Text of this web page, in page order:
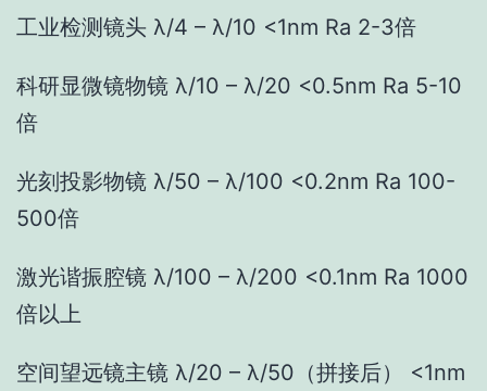
工业检测镜头 λ/4 – λ/10 <1nm Ra 2-3倍
科研显微镜物镜 λ/10 – λ/20 <0.5nm Ra 5-10
倍
光刻投影物镜 λ/50 – λ/100 <0.2nm Ra 100-
500倍
激光谐振腔镜 λ/100 – λ/200 <0.1nm Ra 1000
倍以上
空间望远镜主镜 λ/20 – λ/50（拼接后） <1nm